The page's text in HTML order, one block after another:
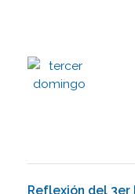
Reflexión del